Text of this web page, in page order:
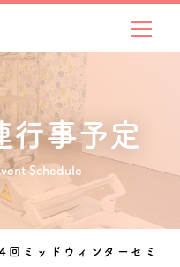
行事予定
Schedule
回ミッドウィンターセミ